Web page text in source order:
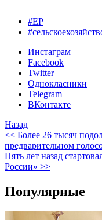
#ЕР
Инстаграм
Facebook
Twitter
Однокласники
Telegram
ВКонтакте
Назад
<< Более 26 тысяч
предварительном
Пять лет назад
России» >>
Популярные